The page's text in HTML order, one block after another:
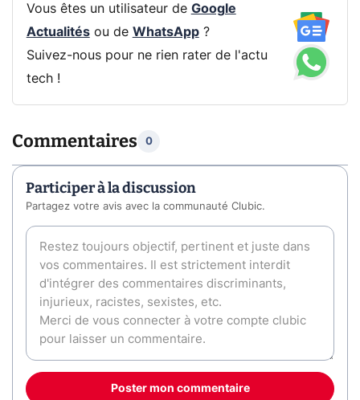
Vous êtes un utilisateur de Google
Actualitésou de WhatsApp?
Suivez-nous pour ne rien rater de l'actu
tech !
Commentaires 0
Participer à la discussion
Partagez votre avis avec la communauté Clubic.
Poster mon commentaire